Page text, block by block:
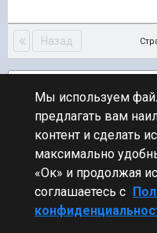
Назад
ПЕРЕЙТИ К СПИСКУ ТЕМ
Флудилка
Мы используем
предлагать вам
контент и сделать
максимально
«Ок» и продолжая
соглашаетесь с